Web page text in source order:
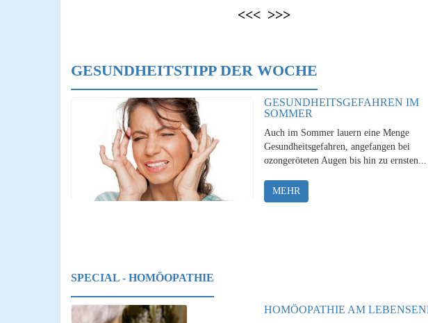
<<< >>>
GESUNDHEITSTIPP DER WOCHE
GESUNDHEITSGEFAHREN IM
SOMMER
Auch im Sommer lauern eine Menge
Gesundheitsgefahren, angefangen bei
ozongeröteten Augen bis hin zu ernsten...
MEHR
SPECIAL - HOMÖOPATHIE
HOMÖOPATHIE AM